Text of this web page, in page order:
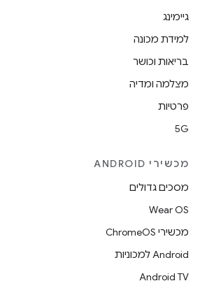
גיימינג
למידת מכונה
בריאות וכושר
מצלמה ומדיה
פרטיות
5G
מכשירי ANDROID
מסכים גדולים
Wear OS
מכשירי ChromeOS
Android למכוניות
Android TV